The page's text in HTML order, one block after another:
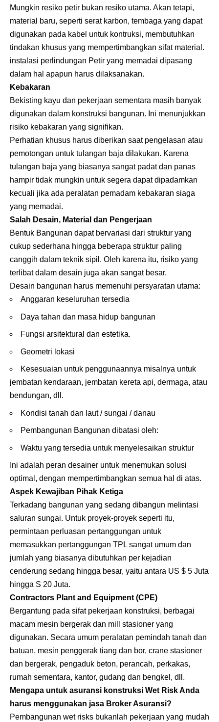
Mungkin resiko petir bukan resiko utama. Akan tetapi,
material baru, seperti serat karbon, tembaga yang dapat
digunakan pada kabel untuk kontruksi, membutuhkan
tindakan khusus yang mempertimbangkan sifat material.
instalasi perlindungan Petir yang memadai dipasang
dalam hal apapun harus dilaksanakan.
Kebakaran
Bekisting kayu dan pekerjaan sementara masih banyak
digunakan dalam konstruksi bangunan. Ini menunjukkan
risiko kebakaran yang signifikan.
Perhatian khusus harus diberikan saat pengelasan atau
pemotongan untuk tulangan baja dilakukan. Karena
tulangan baja yang biasanya sangat padat dan panas
hampir tidak mungkin untuk segera dapat dipadamkan
kecuali jika ada peralatan pemadam kebakaran siaga
yang memadai.
Salah Desain, Material dan Pengerjaan
Bentuk Bangunan dapat bervariasi dari struktur yang
cukup sederhana hingga beberapa struktur paling
canggih dalam teknik sipil. Oleh karena itu, risiko yang
terlibat dalam desain juga akan sangat besar.
Desain bangunan harus memenuhi persyaratan utama:
Anggaran keseluruhan tersedia
Daya tahan dan masa hidup bangunan
Fungsi arsitektural dan estetika.
Geometri lokasi
Kesesuaian untuk penggunaannya misalnya untuk
jembatan kendaraan, jembatan kereta api, dermaga, atau
bendungan, dll.
Kondisi tanah dan laut / sungai / danau
Pembangunan Bangunan dibatasi oleh:
Waktu yang tersedia untuk menyelesaikan struktur
Ini adalah peran desainer untuk menemukan solusi
optimal, dengan mempertimbangkan semua hal di atas.
Aspek Kewajiban Pihak Ketiga
Terkadang bangunan yang sedang dibangun melintasi
saluran sungai. Untuk proyek-proyek seperti itu,
permintaan perluasan pertanggungan untuk
memasukkan pertanggungan TPL sangat umum dan
jumlah yang biasanya dibutuhkan per kejadian
cenderung sedang hingga besar, yaitu antara US $ 5 Juta
hingga S 20 Juta.
Contractors Plant and Equipment (CPE)
Bergantung pada sifat pekerjaan konstruksi, berbagai
macam mesin bergerak dan mill stasioner yang
digunakan. Secara umum peralatan pemindah tanah dan
batuan, mesin penggerak tiang dan bor, crane stasioner
dan bergerak, pengaduk beton, perancah, perkakas,
rumah sementara, kantor, gudang dan bengkel, dll.
Mengapa untuk asuransi konstruksi Wet Risk Anda
harus menggunakan jasa Broker Asuransi?
Pembangunan wet risks bukanlah pekerjaan yang mudah